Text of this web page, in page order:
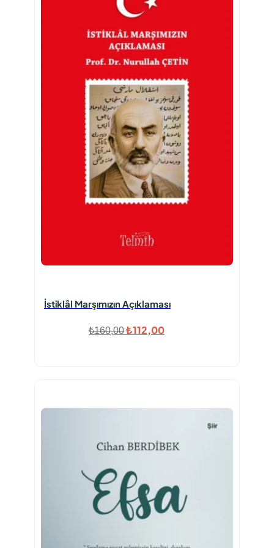
İstiklâl Marşımızın Açıklaması
₺160,00Orijinal
₺112,00Şu